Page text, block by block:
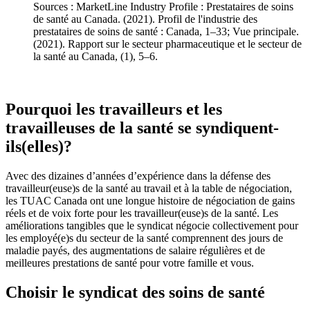
Sources : MarketLine Industry Profile : Prestataires de soins
de santé au Canada. (2021). Profil de l'industrie des
prestataires de soins de santé : Canada, 1–33; Vue principale.
(2021). Rapport sur le secteur pharmaceutique et le secteur de
la santé au Canada, (1), 5–6.
Pourquoi les travailleurs et les
travailleuses de la santé se syndiquent-
ils(elles)?
Avec des dizaines d’années d’expérience dans la défense des
travailleur(euse)s de la santé au travail et à la table de négociation,
les TUAC Canada ont une longue histoire de négociation de gains
réels et de voix forte pour les travailleur(euse)s de la santé. Les
améliorations tangibles que le syndicat négocie collectivement pour
les employé(e)s du secteur de la santé comprennent des jours de
maladie payés, des augmentations de salaire régulières et de
meilleures prestations de santé pour votre famille et vous.
Choisir le syndicat des soins de santé